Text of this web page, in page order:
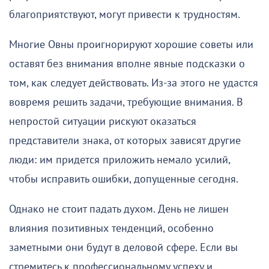
благоприятствуют, могут привести к трудностям.
Многие Овны проигнорируют хорошие советы или
оставят без внимания вполне явные подсказки о
том, как следует действовать. Из-за этого не удастся
вовремя решить задачи, требующие внимания. В
непростой ситуации рискуют оказаться
представители знака, от которых зависят другие
люди: им придется приложить немало усилий,
чтобы исправить ошибки, допущенные сегодня.
Однако не стоит падать духом. День не лишен
влияния позитивных тенденций, особенно
заметными они будут в деловой сфере. Если вы